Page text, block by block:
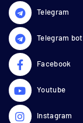
Telegram
Telegram bot
Facebook
Youtube
Instagram